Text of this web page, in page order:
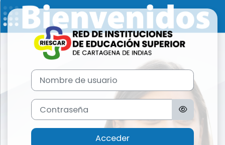
Salta al contenido principal
Entrar a Lms
Nombre de usuario
Contraseña
Acceder